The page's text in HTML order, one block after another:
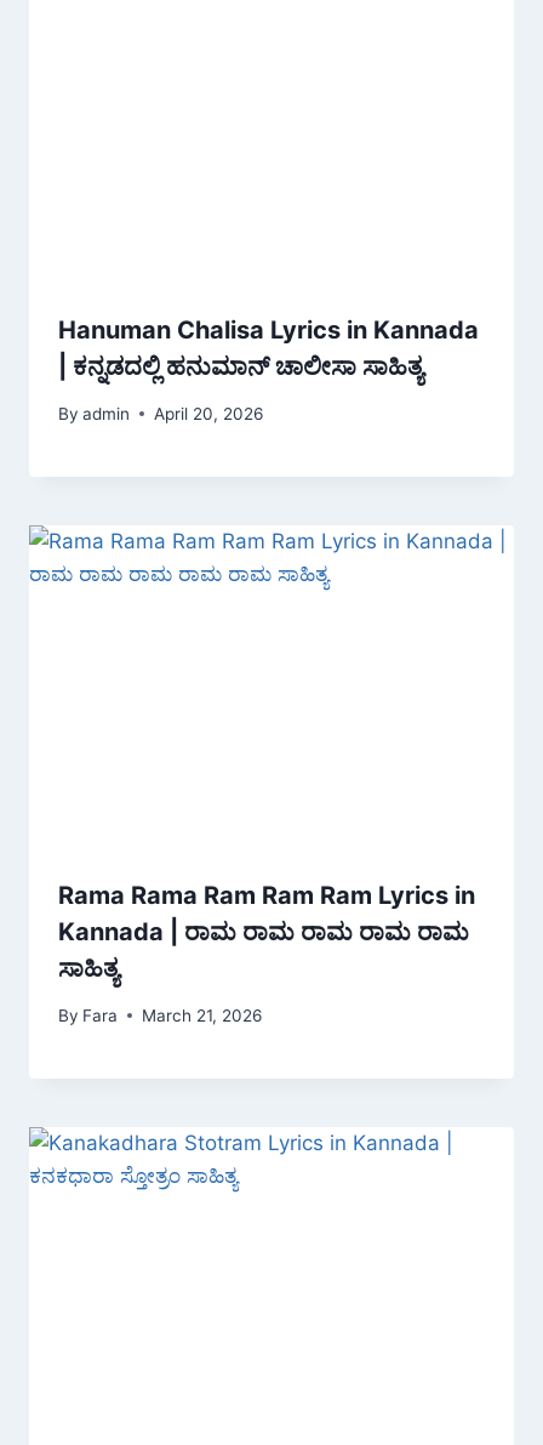
Hanuman Chalisa Lyrics in Kannada
| ಕನ್ನಡದಲ್ಲಿ ಹನುಮಾನ್ ಚಾಲೀಸಾ ಸಾಹಿತ್ಯ
By admin April 20, 2026
Rama Rama Ram Ram Ram Lyrics in
Kannada | ರಾಮ ರಾಮ ರಾಮ ರಾಮ ರಾಮ
ಸಾಹಿತ್ಯ
By Fara March 21, 2026